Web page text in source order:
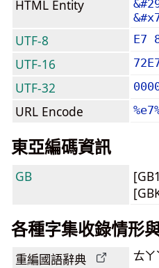
HTML Entity
UTF-8 E7
UTF-16
UTF-32
URL Encode
東亞編碼資訊
GB
各種字集收錄情形
重編國語辭典 ㄊㄚ